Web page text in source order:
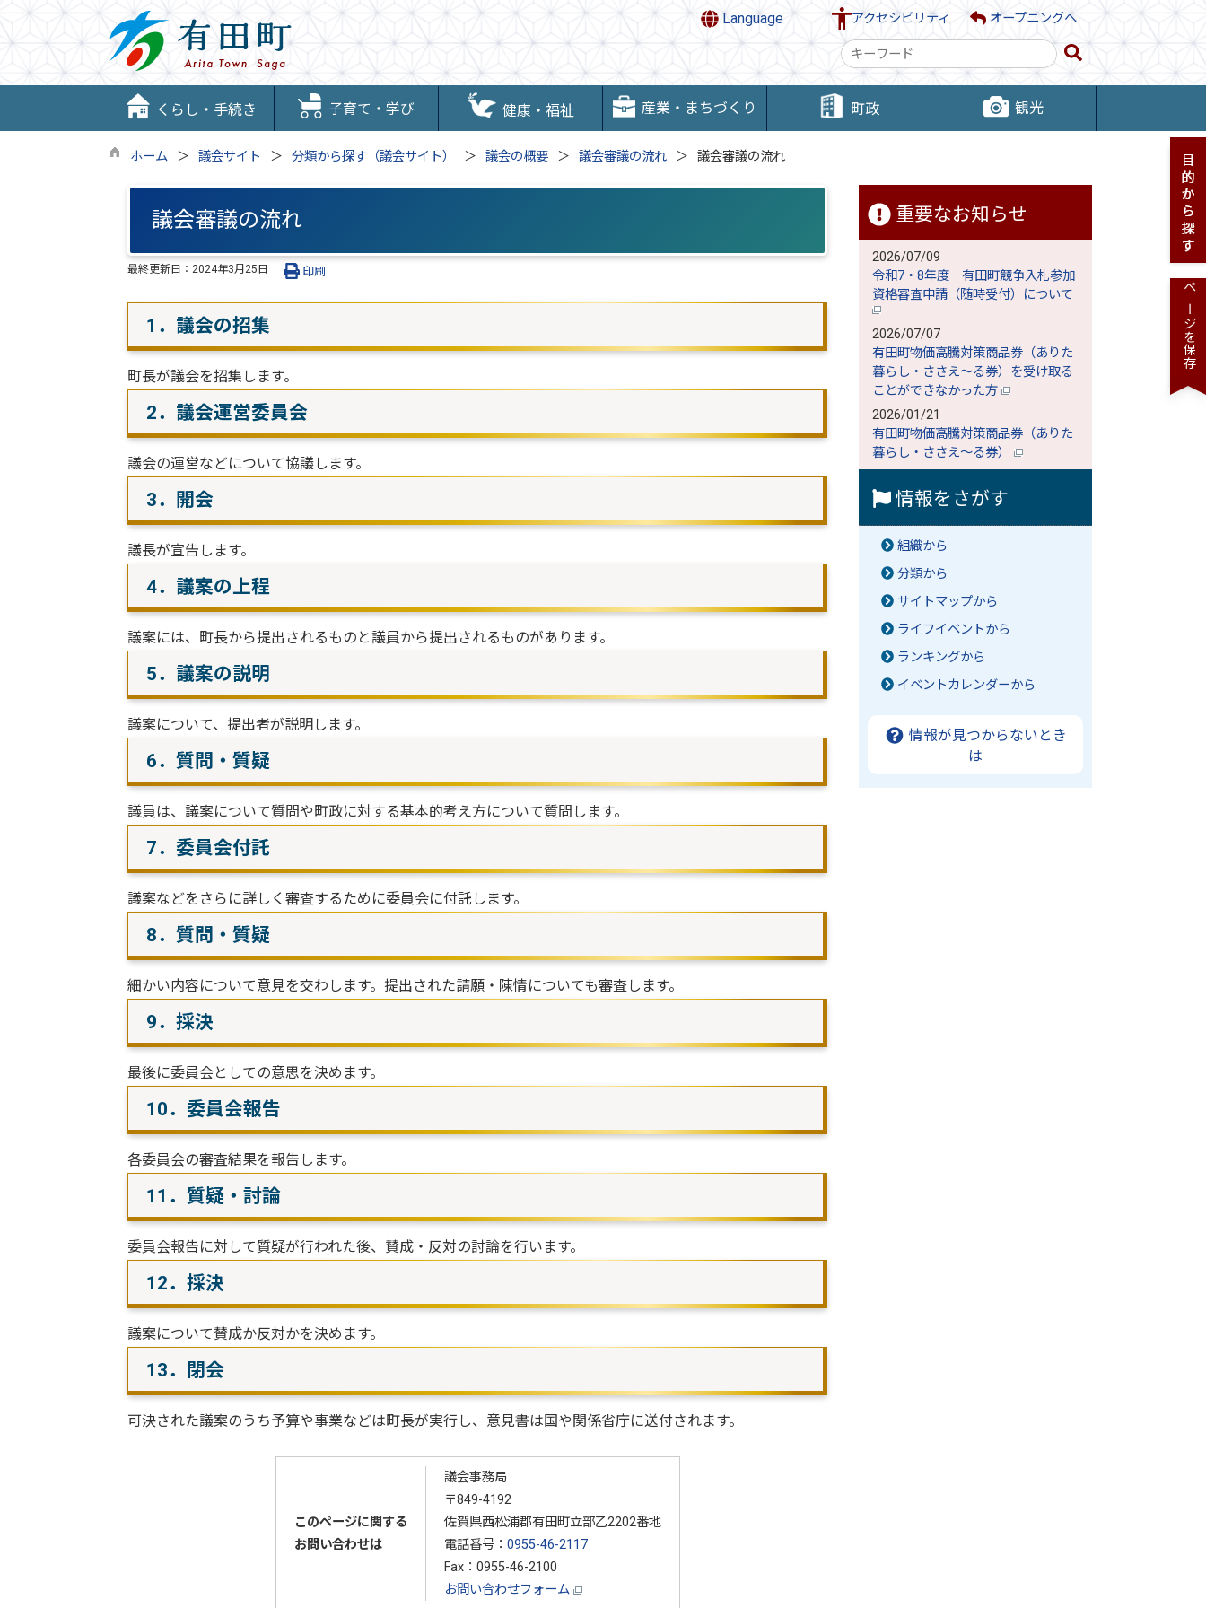
Language アクセシビリティ オープニングへ
検
索
キ
ー
くらし・手続き 子育て・学び 健康・福祉 産業・まちづくり 町政 観光
ホーム 議会サイト 分類から探す（議会サイト） 議会の概要 議会審議の流れ 議会審議の流れ
議会審議の流れ
最終更新日： 2024年3月25日 印刷
1．議会の招集
町長が議会を招集します。
2．議会運営委員会
議会の運営などについて協議します。
3．開会
議長が宣告します。
4．議案の上程
議案には、町長から提出されるものと議員から提出されるものがあります。
5．議案の説明
議案について、提出者が説明します。
6．質問・質疑
議員は、議案について質問や町政に対する基本的考え方について質問します。
7．委員会付託
議案などをさらに詳しく審査するために委員会に付託します。
8．質問・質疑
細かい内容について意見を交わします。提出された請願・陳情についても審査します。
9．採決
最後に委員会としての意思を決めます。
10．委員会報告
各委員会の審査結果を報告します。
11．質疑・討論
委員会報告に対して質疑が行われた後、賛成・反対の討論を行います。
12．採決
議案について賛成か反対かを決めます。
13．閉会
可決された議案のうち予算や事業などは町長が実行し、意見書は国や関係省庁に送付されます。
このページに関する
お問い合わせは
議会事務局
〒849-4192
佐賀県西松浦郡有田町立部乙2202番地
電話番号： 0955-46-2117
Fax：0955-46-2100
お問い合わせフォーム
重要なお知らせ
2026/07/09
令和7・8年度 有田町競争入札参加
資格審査申請（随時受付）について
2026/07/07
有田町物価高騰対策商品券（ありた
暮らし・ささえ～る券）を受け取る
ことができなかった方
2026/01/21
有田町物価高騰対策商品券（ありた
暮らし・ささえ～る券）
情報をさがす
組織から
分類から
サイトマップから
ライフイベントから
ランキングから
イベントカレンダーから
情報が見つからないとき
は
ページを保存